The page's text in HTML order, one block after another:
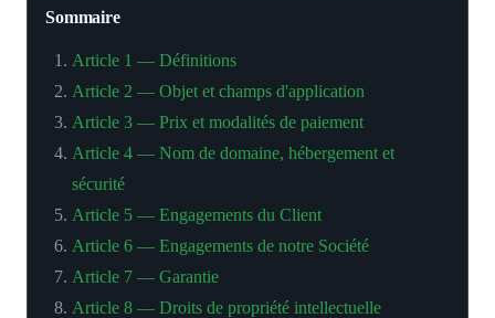
Sommaire
Article 1 — Définitions
Article 2 — Objet et champs d'application
Article 3 — Prix et modalités de paiement
Article 4 — Nom de domaine, hébergement et
sécurité
Article 5 — Engagements du Client
Article 6 — Engagements de notre Société
Article 7 — Garantie
Article 8 — Droits de propriété intellectuelle